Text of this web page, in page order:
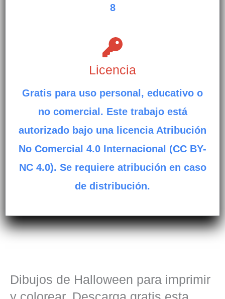
8
Licencia
Gratis para uso personal, educativo o
no comercial. Este trabajo está
autorizado bajo una licencia Atribución
No Comercial 4.0 Internacional (CC BY-
NC 4.0). Se requiere atribución en caso
de distribución.
Dibujos de Halloween para imprimir